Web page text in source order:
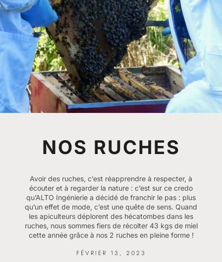
NOS RUCHES
Avoir des ruches, c’est réapprendre à respecter, à
écouter et à regarder la nature : c’est sur ce credo
qu’ALTO Ingénierie a décidé de franchir le pas : plus
qu’un effet de mode, c’est une quête de sens. Quand
les apiculteurs déplorent des hécatombes dans les
ruches, nous sommes fiers de récolter 43 kgs de miel
cette année grâce à nos 2 ruches en pleine forme !
FÉVRIER 13, 2023